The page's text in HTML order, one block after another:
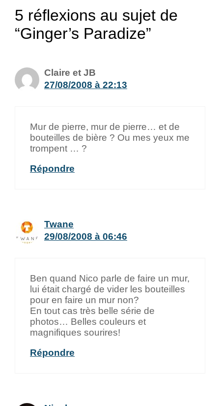
5 réflexions au sujet de
“Ginger’s Paradize”
Claire et JB
27/08/2008 à 22:13
Mur de pierre, mur de pierre… et de
bouteilles de bière ? Ou mes yeux me
trompent … ?
Répondre
Twane
29/08/2008 à 06:46
Ben quand Nico parle de faire un mur,
lui était chargé de vider les bouteilles
pour en faire un mur non?
En tout cas très belle série de
photos… Belles couleurs et
magnifiques sourires!
Répondre